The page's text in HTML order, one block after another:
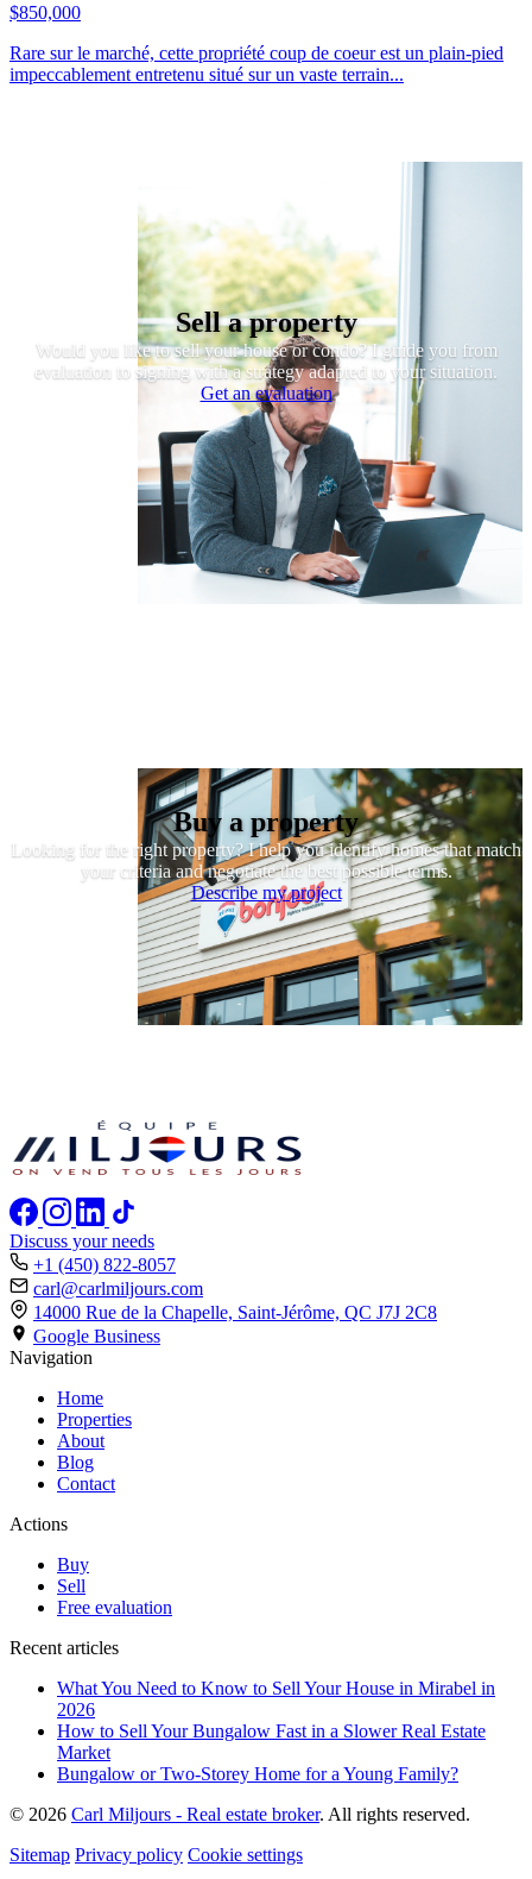
$850,000
Rare sur le marché, cette propriété coup de coeur est un plain-pied
impeccablement entretenu situé sur un vaste terrain...
Sell a property
Would you like to sell your house or condo? I guide you from
evaluation to signing with a strategy adapted to your situation.
Get an evaluation
Buy a property
Looking for the right property? I help you identify homes that match
your criteria and negotiate the best possible terms.
Describe my project
Discuss your needs
+1 (450) 822-8057
carl@carlmiljours.com
14000 Rue de la Chapelle, Saint-Jérôme, QC J7J 2C8
Google Business
Navigation
Home
Properties
About
Blog
Contact
Actions
Buy
Sell
Free evaluation
Recent articles
What You Need to Know to Sell Your House in Mirabel in
2026
How to Sell Your Bungalow Fast in a Slower Real Estate
Market
Bungalow or Two-Storey Home for a Young Family?
© 2026 Carl Miljours - Real estate broker. All rights reserved.
Sitemap Privacy policy Cookie settings